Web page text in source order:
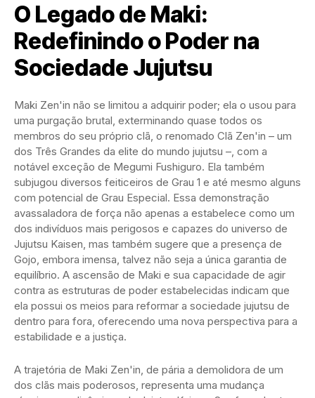
O Legado de Maki:
Redefinindo o Poder na
Sociedade Jujutsu
Maki Zen'in não se limitou a adquirir poder; ela o usou para
uma purgação brutal, exterminando quase todos os
membros do seu próprio clã, o renomado Clã Zen'in – um
dos Três Grandes da elite do mundo jujutsu –, com a
notável exceção de Megumi Fushiguro. Ela também
subjugou diversos feiticeiros de Grau 1 e até mesmo alguns
com potencial de Grau Especial. Essa demonstração
avassaladora de força não apenas a estabelece como um
dos indivíduos mais perigosos e capazes do universo de
Jujutsu Kaisen, mas também sugere que a presença de
Gojo, embora imensa, talvez não seja a única garantia de
equilíbrio. A ascensão de Maki e sua capacidade de agir
contra as estruturas de poder estabelecidas indicam que
ela possui os meios para reformar a sociedade jujutsu de
dentro para fora, oferecendo uma nova perspectiva para a
estabilidade e a justiça.
A trajetória de Maki Zen'in, de pária a demolidora de um
dos clãs mais poderosos, representa uma mudança